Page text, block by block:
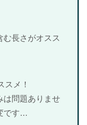
む長さがオスス
スメ！
問題ありませ
です…